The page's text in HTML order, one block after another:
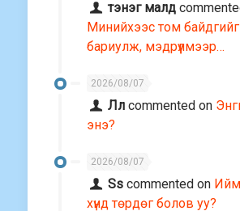
тэнэг малд
Минийхээс том
бариулж, мэдрүүлмээр…
2026/08/07
Лл commented on
энэ?
2026/08/07
Ss commented on Ийм
хүнд төрдөг болов уу?